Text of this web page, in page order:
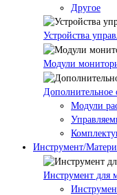
Другое
Устройства
Модули
Дополнительное
Модули
Инструмент/
Инструмент